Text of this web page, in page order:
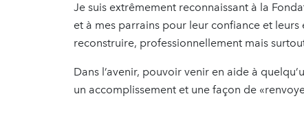
Je suis extrêmement reconnaissant à la
et à mes parrains pour leur confiance et
reconstruire, professionnellement mais
Dans l’avenir, pouvoir venir en aide à
un accomplissement et une façon de